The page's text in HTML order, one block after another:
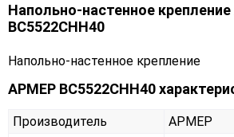
Напольно-настенное
ВС5522СНН40
Напольно-настенное крепление
АРМЕР ВС5522СНН40
Производитель
АРМЕР